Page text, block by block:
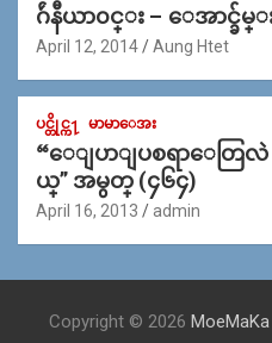
ဂ်ဴနီယာ၀င္း – ေအာင္ခ်
April 12, 2014 Aung Htet
ပင္တိုင္က႑ မာမာေအး
“ေျပာျပစရာေတ
ယ္” အမွတ္ (၄၆၄)
April 16, 2013 admin
Copyright © 2026